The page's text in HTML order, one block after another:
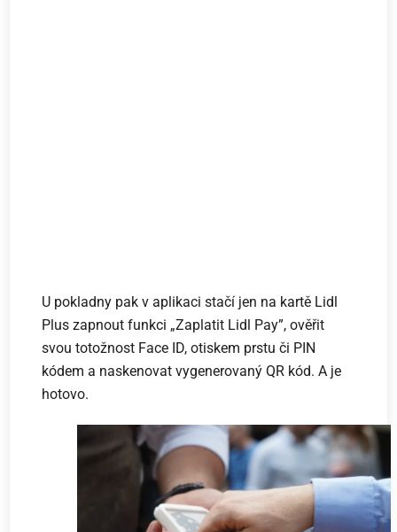
U pokladny pak v aplikaci stačí jen na kartě Lidl
Plus zapnout funkci „Zaplatit Lidl Pay”, ověřit
svou totožnost Face ID, otiskem prstu či PIN
kódem a naskenovat vygenerovaný QR kód. A je
hotovo.